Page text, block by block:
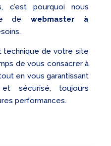
c’est pourquoi nous
dewebmaster à
technique de votre site
de vous consacrer à
en vous garantissant
sécurisé, toujours
performances.